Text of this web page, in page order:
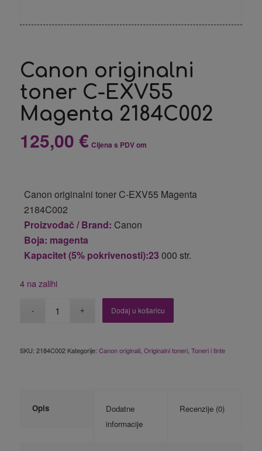
Canon originalni
toner C-EXV55
Magenta 2184C002
125,00 € Cijena s PDV om
Canon originalni toner C-EXV55 Magenta
2184C002
Proizvođač / Brand: Canon
Boja: magenta
Kapacitet (5% pokrivenosti):23 000 str.
4 na zalihi
Dodaj u košaricu
SKU: 2184C002 Kategorije: Canon originali, Originalni toneri, Toneri i tinte
Opis
Dodatne
informacije
Recenzije (0)